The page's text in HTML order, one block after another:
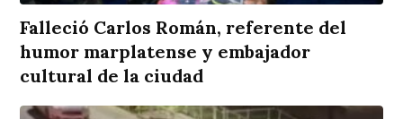
Falleció Carlos Román, referente del
humor marplatense y embajador
cultural de la ciudad